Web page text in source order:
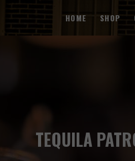
HOME SHOP
TEQUILA